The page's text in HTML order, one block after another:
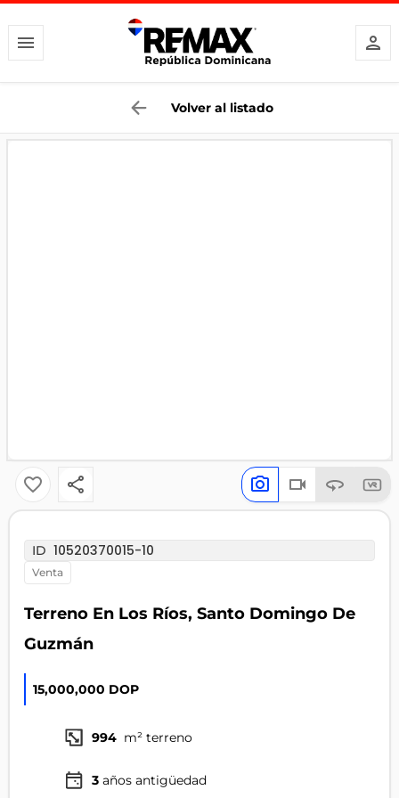
Volver al listado
ID 10520370015-10
venta
Terreno En Los Ríos, Santo Domingo De
Guzmán
15,000,000 DOP
994 m² terreno
3 años antigüedad